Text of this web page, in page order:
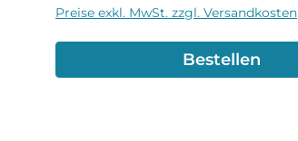
Preise exkl. MwSt. zzgl. Versandkosten
Bestellen